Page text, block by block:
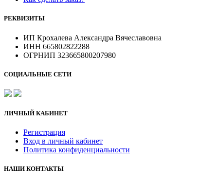
РЕКВИЗИТЫ
ИП Крохалева Александра Вячеславовна
ИНН 665802822288
ОГРНИП 323665800207980
СОЦИАЛЬНЫЕ СЕТИ
ЛИЧНЫЙ КАБИНЕТ
Регистрация
Вход в личный кабинет
Политика конфиденциальности
НАШИ КОНТАКТЫ